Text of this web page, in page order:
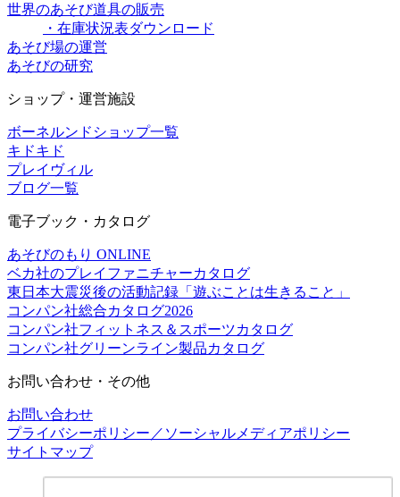
世界のあそび道具の販売
・在庫状況表ダウンロード
あそび場の運営
あそびの研究
ショップ・運営施設
ボーネルンドショップ一覧
キドキド
プレイヴィル
ブログ一覧
電子ブック・カタログ
あそびのもり ONLINE
ベカ社のプレイファニチャーカタログ
東日本大震災後の活動記録「遊ぶことは生きること」
コンパン社総合カタログ2026
コンパン社フィットネス＆スポーツカタログ
コンパン社グリーンライン製品カタログ
お問い合わせ・その他
お問い合わせ
プライバシーポリシー／ソーシャルメディアポリシー
サイトマップ